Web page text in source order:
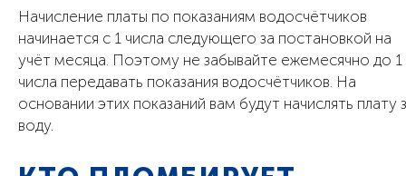
Начисление платы по показаниям водосчётчиков
начинается с 1 числа следующего за постановкой на
учёт месяца. Поэтому не забывайте ежемесячно до 1
числа передавать показания водосчётчиков. На
основании этих показаний вам будут начислять плату
воду.